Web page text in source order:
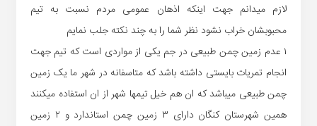
لازم میدانم جهت اینکه اذهان عمومی مردم نسبت به تیم
محبوبشان خراب نشود نظر شما را به چند نکته جلب نمایم
١ عدم زمین چمن طبیعی در جم یکی از مواردی است که تیم جهت
انجام تمریات بایستی داشته باشد که متاسفانه در شهر ما یک زمین
چمن طبیعی میباشد که ان هم خیل تیمها شهر از ان استفاده میکنند
همین شهرستان کنگان دارای ٣ زمین چمن استاندارد و ٢ زمین